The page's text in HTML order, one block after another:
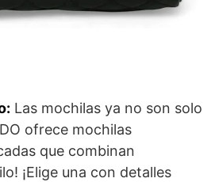
Las mochilas ya no son solo
ofrece mochilas
que combinan
¡Elige una con detalles